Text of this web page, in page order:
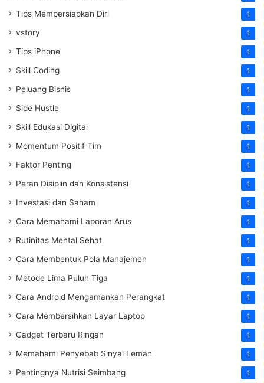
Tips Mempersiapkan Diri 1
vstory 1
Tips iPhone 1
Skill Coding 1
Peluang Bisnis 1
Side Hustle 1
Skill Edukasi Digital 1
Momentum Positif Tim 1
Faktor Penting 1
Peran Disiplin dan Konsistensi 1
Investasi dan Saham 1
Cara Memahami Laporan Arus 1
Rutinitas Mental Sehat 1
Cara Membentuk Pola Manajemen 1
Metode Lima Puluh Tiga 1
Cara Android Mengamankan Perangkat 1
Cara Membersihkan Layar Laptop 1
Gadget Terbaru Ringan 1
Memahami Penyebab Sinyal Lemah 1
Pentingnya Nutrisi Seimbang 1